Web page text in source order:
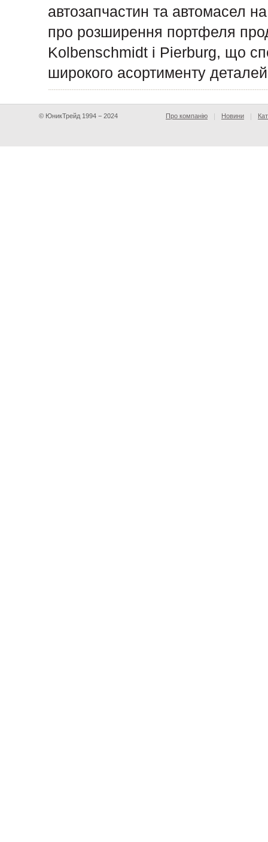
автозапчастин та автомасел
про розширення портфеля
Kolbenschmidt і Pierburg, що
широкого асортименту
© ЮникТрейд 1994 − 2024 Про компанію Новини